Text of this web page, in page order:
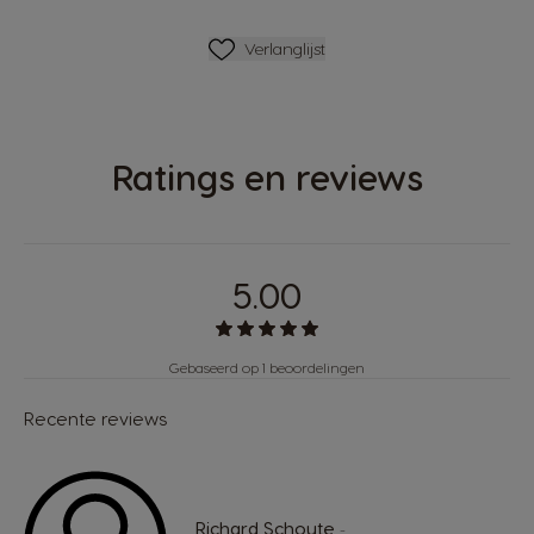
Verlanglijstje
Verlanglijst
Ratings en reviews
5.00
Gebaseerd op 1 beoordelingen
Recente reviews
Richard Schoute -